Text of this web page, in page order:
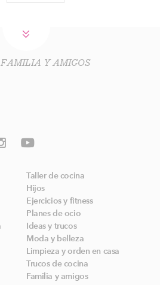
Y AMIGOS
Taller de cocina
Hijos
Ejercicios y fitness
Planes de ocio
Ideas y trucos
Moda y belleza
Limpieza y orden en casa
Trucos de cocina
Familia y amigos